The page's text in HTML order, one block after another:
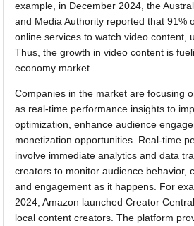
example, in December 2024, the
and Media Authority reported that 91%
online services to watch video content,
Thus, the growth in video content is
economy market.
Companies in the market are focusing
as real-time performance insights to
optimization, enhance audience
monetization opportunities. Real-time
involve immediate analytics and data
creators to monitor audience behavior,
and engagement as it happens. For
2024, Amazon launched Creator
local content creators. The platform